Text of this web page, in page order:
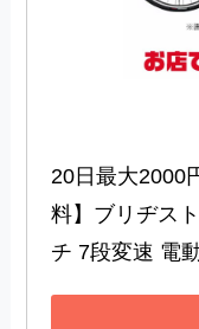
20日最大2000
料】ブリヂス
チ 7段変速 電